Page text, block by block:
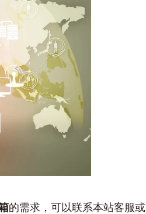
的需求，可以联系本站客服或